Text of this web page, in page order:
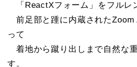
「ReactXフォーム」をフルレ
前足部と踵に内蔵されたZoom
って
着地から蹴り出しまで自然な
す。